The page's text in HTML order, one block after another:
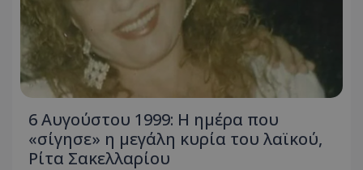
6 Αυγούστου 1999: Η ημέρα που
«σίγησε» η μεγάλη κυρία του λαϊκού,
Ρίτα Σακελλαρίου